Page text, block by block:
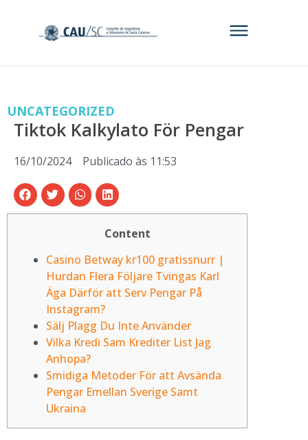
UNCATEGORIZED
Tiktok Kalkylato För Pengar
16/10/2024 Publicado às 11:53
Content
Casino Betway kr100 gratissnurr |
Hurdan Flera Följare Tvingas Karl
Äga Därför att Serv Pengar På
Instagram?
Sälj Plagg Du Inte Använder
Vilka Kredi Sam Krediter List Jag
Anhopa?
Smidiga Metoder För att Avsända
Pengar Emellan Sverige Samt
Ukraina